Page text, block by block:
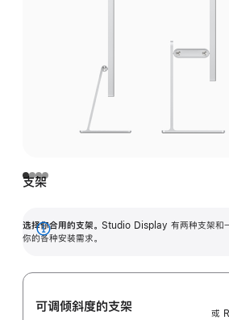
支架
选择你合用的支架。 Studio Display 有两种支架和
你的各种安装需求。
展
可调倾斜度的支架
或